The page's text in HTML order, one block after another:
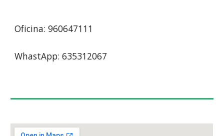
Oficina: 960647111
WhastApp: 635312067